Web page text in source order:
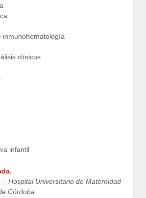
inmunohematología
clínicos
infantil
– Hospital Universitario de Maternidad
Córdoba